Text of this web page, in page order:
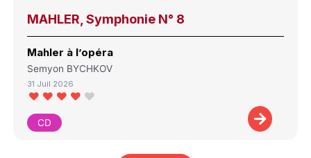
MAHLER, Symphonie N° 8
Mahler à l’opéra
Semyon BYCHKOV
31 Juil 2026
CD